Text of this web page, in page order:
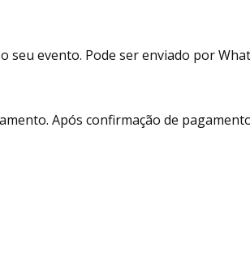
evento. Pode ser enviado por
Após confirmação de